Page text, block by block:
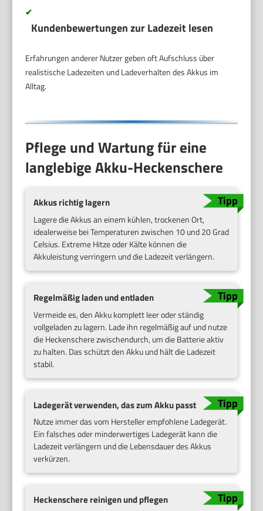
✔
Kundenbewertungen zur Ladezeit lesen
Erfahrungen anderer Nutzer geben oft Aufschluss über
realistische Ladezeiten und Ladeverhalten des Akkus im
Alltag.
Pflege und Wartung für eine
langlebige Akku-Heckenschere
Akkus richtig lagern
Lagere die Akkus an einem kühlen, trockenen Ort,
idealerweise bei Temperaturen zwischen 10 und 20 Grad
Celsius. Extreme Hitze oder Kälte können die
Akkuleistung verringern und die Ladezeit verlängern.
Regelmäßig laden und entladen
Vermeide es, den Akku komplett leer oder ständig
vollgeladen zu lagern. Lade ihn regelmäßig auf und nutze
die Heckenschere zwischendurch, um die Batterie aktiv
zu halten. Das schützt den Akku und hält die Ladezeit
stabil.
Ladegerät verwenden, das zum Akku passt
Nutze immer das vom Hersteller empfohlene Ladegerät.
Ein falsches oder minderwertiges Ladegerät kann die
Ladezeit verlängern und die Lebensdauer des Akkus
verkürzen.
Heckenschere reinigen und pflegen